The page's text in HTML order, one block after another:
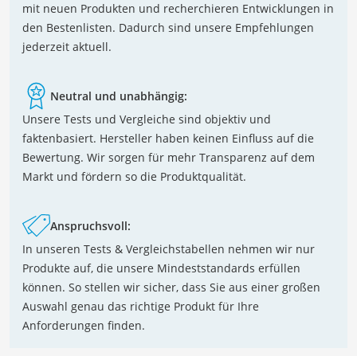
mit neuen Produkten und recherchieren Entwicklungen in
den Bestenlisten. Dadurch sind unsere Empfehlungen
jederzeit aktuell.
Neutral und unabhängig:
Unsere Tests und Vergleiche sind objektiv und
faktenbasiert. Hersteller haben keinen Einfluss auf die
Bewertung. Wir sorgen für mehr Transparenz auf dem
Markt und fördern so die Produktqualität.
Anspruchsvoll:
In unseren Tests & Vergleichstabellen nehmen wir nur
Produkte auf, die unsere Mindeststandards erfüllen
können. So stellen wir sicher, dass Sie aus einer großen
Auswahl genau das richtige Produkt für Ihre
Anforderungen finden.